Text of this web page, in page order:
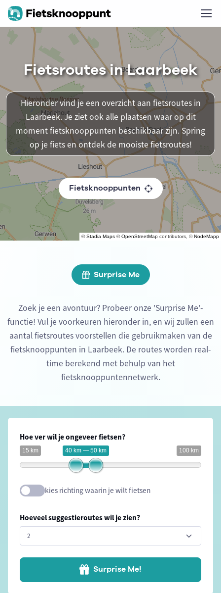
©Stadia Maps ©OpenStreetMap contributors, ©NodeMapp
Fietsroutes in Laarbeek
Hieronder vind je een overzicht aan fietsroutes in
Laarbeek. Je ziet ook alle plaatsen waar op dit
moment fietsknooppunten beschikbaar zijn. Spring
op je fiets en ontdek de mooiste fietsroutes!
Fietsknooppunten
Surprise Me
Zoek je een avontuur? Probeer onze 'Surprise Me'-
functie! Vul je voorkeuren hieronder in, en wij zullen een
aantal fietsroutes voorstellen die gebruikmaken van de
fietsknooppunten in Laarbeek. De routes worden real-
time berekend met behulp van het
fietsknooppuntennetwerk.
Hoe ver wil je ongeveer fietsen?
15 km 100 km
40 km — 50 km
kies richting waarin je wilt fietsen
Hoeveel suggestieroutes wil je zien?
Surprise Me!